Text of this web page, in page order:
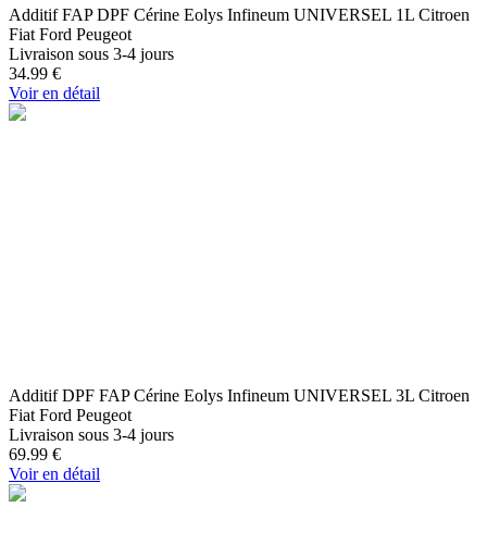
Additif FAP DPF Cérine Eolys Infineum UNIVERSEL 1L Citroen
Fiat Ford Peugeot
Livraison sous 3-4 jours
34.99 €
Voir en détail
Additif DPF FAP Cérine Eolys Infineum UNIVERSEL 3L Citroen
Fiat Ford Peugeot
Livraison sous 3-4 jours
69.99 €
Voir en détail